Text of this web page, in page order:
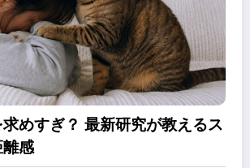
めすぎ？ 最新研究が教えるス
離感